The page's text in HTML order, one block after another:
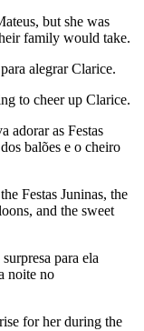
but she was
family would take.
alegrar Clarice.
to cheer up Clarice.
adorar as Festas
balões e o cheiro
Festas Juninas, the
and the sweet
para ela
noite no
for her during the